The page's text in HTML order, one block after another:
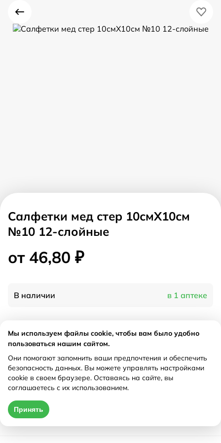
Салфетки мед стер 10смX10см
№10 12-слойные
от 46,80 ₽
В наличии в 1 аптеке
Характеристики
Рецепт
Не требуется
Мы используем файлы cookie, чтобы вам было удобно
пользоваться нашим сайтом.
Они помогают запомнить ваши предпочтения и обеспечить
безопасность данных. Вы можете управлять настройками
cookie в своем браузере. Оставаясь на сайте, вы
соглашаетесь с их использованием.
Принять